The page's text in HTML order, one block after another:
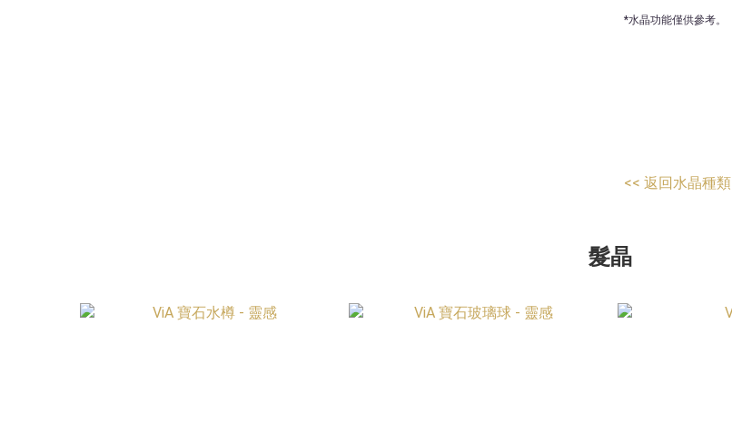
*水晶功能僅供參考。
<< 返回水晶種類
髮晶​